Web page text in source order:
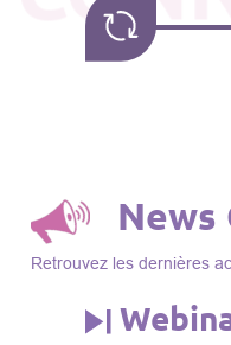
News
Retrouvez les dernières